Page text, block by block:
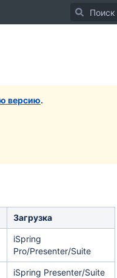
версию.
iSpring
Pro/Presenter/Suite
iSpring Presenter/Suite
Загрузка